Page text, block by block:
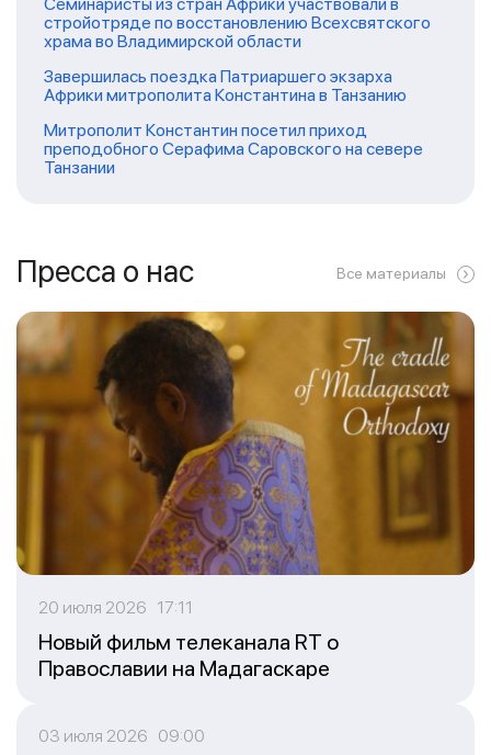
стройотряде по восстановлению Всехсвятского
храма во Владимирской области
Завершилась поездка Патриаршего экзарха
Африки митрополита Константина в Танзанию
Митрополит Константин посетил приход
преподобного Серафима Саровского на севере
Танзании
Пресса о нас Все материалы
20 июля 2026 17:11
Новый фильм телеканала RT о
Православии на Мадагаскаре
03 июля 2026 09:00